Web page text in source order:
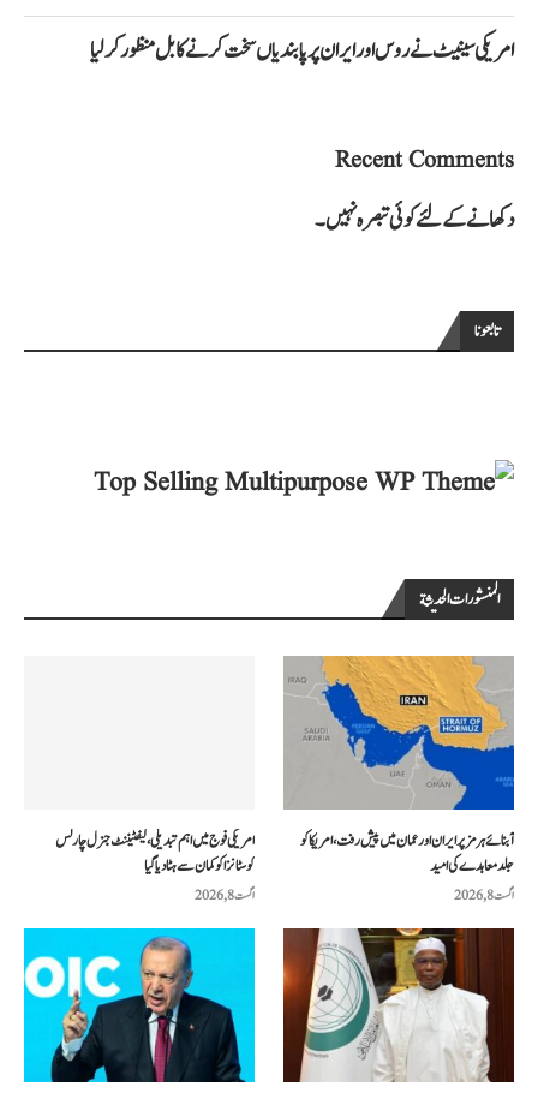
امریکی سینیٹ نے روس اور ایران پر پابندیاں سخت کرنے کا بل منظور کرلیا
Recent Comments
دکھانے کے لئے کوئی تبصرہ نہیں۔
تابعونا
المنشورات الحديثة
امریکی فوج میں اہم تبدیلی، لیفٹیننٹ جنرل چارلس
کوسٹانزا کو کمان سے ہٹا دیا گیا
اگست 8, 2026
آبنائے ہرمز پر ایران اور عمان میں پیش رفت، امریکا کو
جلد معاہدے کی امید
اگست 8, 2026